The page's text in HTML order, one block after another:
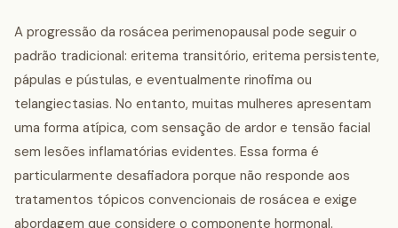
A progressão da rosácea perimenopausal pode seguir o
padrão tradicional: eritema transitório, eritema persistente,
pápulas e pústulas, e eventualmente rinofima ou
telangiectasias. No entanto, muitas mulheres apresentam
uma forma atípica, com sensação de ardor e tensão facial
sem lesões inflamatórias evidentes. Essa forma é
particularmente desafiadora porque não responde aos
tratamentos tópicos convencionais de rosácea e exige
abordagem que considere o componente hormonal.